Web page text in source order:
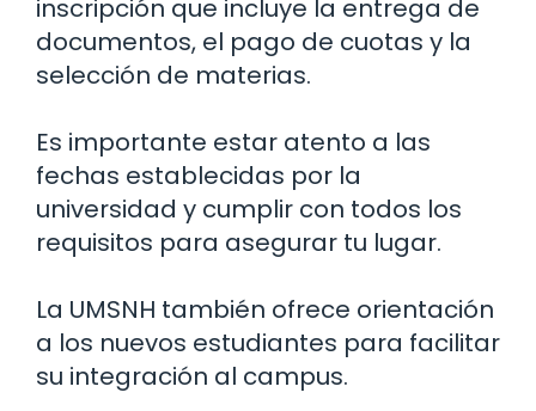
inscripción que incluye la entrega de
documentos, el pago de cuotas y la
selección de materias.
Es importante estar atento a las
fechas establecidas por la
universidad y cumplir con todos los
requisitos para asegurar tu lugar.
La UMSNH también ofrece orientación
a los nuevos estudiantes para facilitar
su integración al campus.